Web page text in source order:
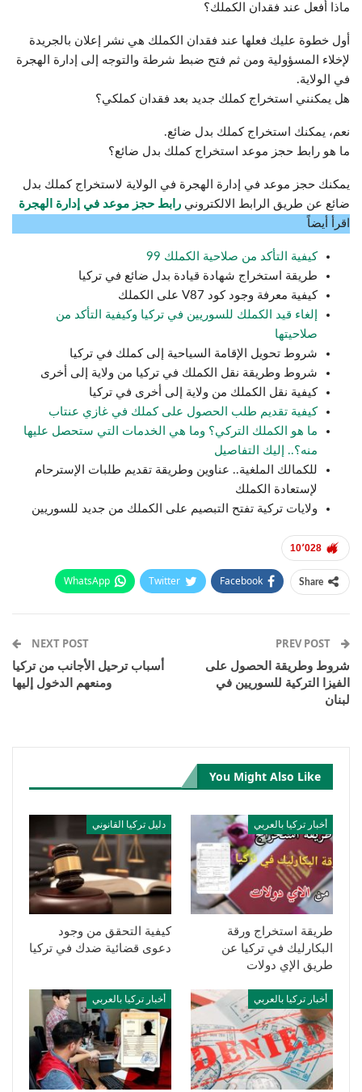
ماذا أفعل عند فقدان الكملك؟
أول خطوة عليك فعلها عند فقدان الكملك هي نشر إعلان بالجريدة
لإخلاء المسؤولية ومن ثم فتح ضبط شرطة والتوجه إلى إدارة الهجرة
في الولاية.
هل يمكنني استخراج كملك جديد بعد فقدان كملكي؟
نعم، يمكنك استخراج كملك بدل ضائع.
ما هو رابط حجز موعد استخراج كملك بدل ضائع؟
يمكنك حجز موعد في إدارة الهجرة في الولاية لاستخراج كملك بدل
ضائع عن طريق الرابط الالكتروني رابط حجز موعد في إدارة الهجرة
اقرأ أيضاً
كيفية التأكد من صلاحية الكملك 99
طريقة استخراج شهادة قيادة بدل ضائع في تركيا
كيفية معرفة وجود كود V87 على الكملك
إلغاء قيد الكملك للسوريين في تركيا وكيفية التأكد من
صلاحيتها
شروط تحويل الإقامة السياحية إلى كملك في تركيا
شروط وطريقة نقل الكملك في تركيا من ولاية إلى أخرى
كيفية نقل الكملك من ولاية إلى أخرى في تركيا
كيفية تقديم طلب الحصول على كملك في غازي عنتاب
ما هو الكملك التركي؟ وما هي الخدمات التي ستحصل عليها
منه؟.. إليك التفاصيل
للكمالك الملغية.. عناوين وطريقة تقديم طلبات الإسترحام
لإستعادة الكملك
ولايات تركية تفتح التبصيم على الكملك من جديد للسوريين
10٬028
Share
Facebook
Twitter
WhatsApp
شروط وطريقة الحصول على
الفيزا التركية للسوريين في
لبنان
NEXT POST
أسباب ترحيل الأجانب من تركيا
ومنعهم الدخول إليها
You Might Also Like
أخبار تركيا بالعربي
طريقة استخراج ورقة
البكارليك في تركيا عن
طريق الإي دولات
دليل تركيا القانوني
كيفية التحقق من وجود
دعوى قضائية ضدك في تركيا
أخبار تركيا بالعربي أخبار تركيا بالعربي